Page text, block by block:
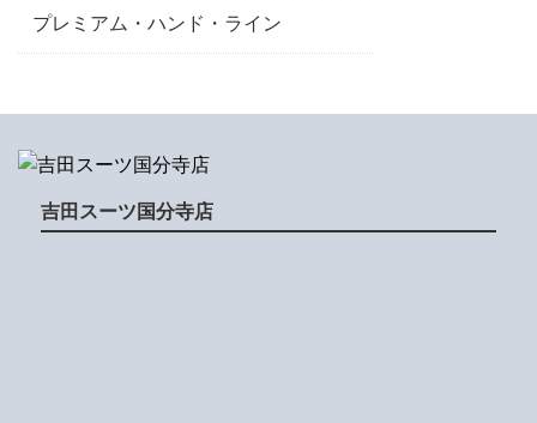
プレミアム・ハンド・ライン
吉田スーツ国分寺店